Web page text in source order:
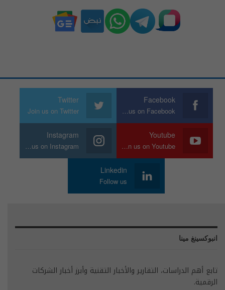
Facebook
Join us on Facebook
Twitter
Join us on Twitter
Youtube
Join us on Youtube
Instagram
Join us on Instagram
Linkedin
Follow us
انبوكسينغ مينا
تابع أهم الدراسات، التقارير والأخبار التقنية وأبرز أخبار الشركات
الرقمية.